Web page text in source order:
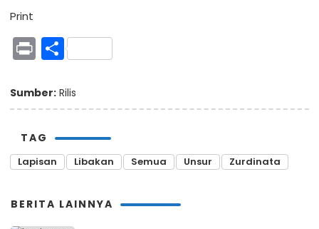
Print
PrintShare
Sumber: Rilis
TAG
Lapisan Libakan Semua Unsur Zurdinata
BERITA LAINNYA